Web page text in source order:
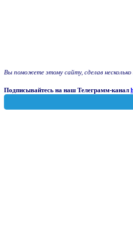
Вы поможете этому сайту, сделав
Подписывайтесь на наш Телеграмм-канал